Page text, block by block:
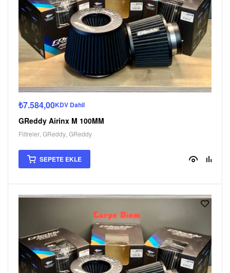
₺7.584,00KDV Dahil
GReddy Airinx M 100MM
Filtreler GReddy GReddy
SEPETE EKLE